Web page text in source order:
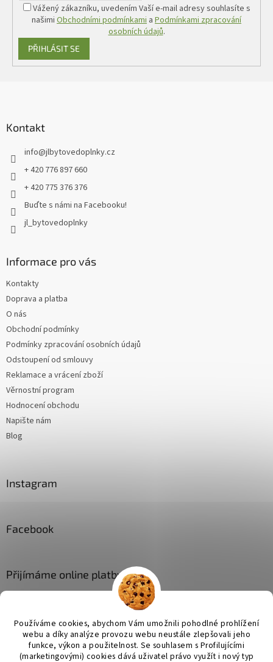
Používáme cookies, abychom Vám umožnili pohodlné prohlížení
webu a díky analýze provozu webu neustále zlepšovali jeho
funkce, výkon a použitelnost. Se souhlasem s Profilujícími
(marketingovými) cookies dává uživatel právo využít i nový typ
Vážený zákazníku, uvedením Vaší e-mail adresy souhlasíte s
našimi Obchodními podmínkami a Podmínkami zpracování
osobních údajů.
PŘIHLÁSIT SE
Kontakt
info@jlbytovedoplnky.cz
+ 420 776 897 660
+ 420 775 376 376
Buďte s námi na Facebooku!
jl_bytovedoplnky
Informace pro vás
Kontakty
Doprava a platba
O nás
Obchodní podmínky
Podmínky zpracování osobních údajů
Odstoupení od smlouvy
Reklamace a vrácení zboží
Věrnostní program
Hodnocení obchodu
Napište nám
Blog
Instagram
Facebook
Přijímáme online platby